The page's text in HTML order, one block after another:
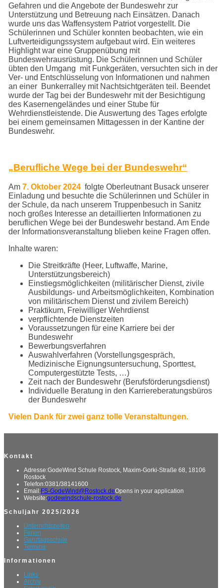
Gefahren und die Angebote der Bundeswehr zur
Unterstützung und Betreuung nach Einsätzen. Danach
wurde uns das Waffensystem Patriot vorgestellt. Die
Schülerinnen und Schüler konnten beobachten, wie ein
Luftverteidigungssystem aufgebaut wird. Ein weiteres
Highlight war eine Gruppenübung mit
Bundeswehrausrüstung. Die Schülerinnen und Schüler
übten den Umgang mit Funkgeräten, versuchten sich in der
Ver- und Entschlüsselung von Informationen und nahmen
an einer Bunkerralley mit Nachtsichtgeräten teil. Beendet
wurde der Tag bei der Bundeswehr mit der Besichtigung
des Kasernengeländes und einer Stube für
Wehrdienstleistende. Die Auswertung des Tages erfolgte
bei einem gemeinsamen Mittagessen in der Kantine der
Bundeswehr.
„Berufliche Wege bei der Bundeswehr“
Am7. Oktober 2024 folgte Oberleutnant Busack unserer
Einladung und besuchte die Schülerinnen und Schüler in
der Schule, da nach unserem Truppenbesuch in Sanitz
noch großes Interesse an detaillierten Informationen zu
beruflichen Wege bei der Bundeswehr bestand. Am Ende
der Informationsveranstaltung blieben keine Fragen offen.
Inhalte waren:
Die Streitkräfte (Heer, Luftwaffe, Marine,
Unterstützungsbereich)
Einstiegsmöglichkeiten (militärischer Dienst, zivile
Ausbildungs- und Arbeitsmöglichkeiten, Kombination
von militärischem Dienst und zivilem Bereich)
Praktikum, Freiwilliger Wehrdienst
verpflichtende Dienstzeiten
Voraussetzungen für eine Karriere bei der
Bundeswehr
Bewerbungsverfahren
Auswahlverfahren (Vorstellungsgespräch,
Medizinische Eignungsuntersuchung, Sporttest,
Computergestützte Tests, …)
Zeit nach der Bundeswehr (Berufsförderungsdienst)
Individuelle Beratung in den Karriereberatungsbüros
der Bundeswehr
Vielen Dank für zwei ganz tolle Veranstaltungen.
Kontakt
Adresse:GodeWind Schule Rostock, Maxim-Gorki-Straße 68, 18106
Rostock
Telefon:0381/38141600
Email:FS-GodeWind@Rostock.deOpens in your application
Website:godewindschule-rostock.de
Schuljahr 2025/2026
Unterrichtszeiten
Ferien
Ganztagsschule
Termine
Informationen
Links
Archiv